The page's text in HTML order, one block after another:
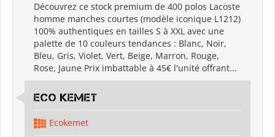
Découvrez ce stock premium de 400 polos Lacoste
homme manches courtes (modèle iconique L1212)
100% authentiques en tailles S à XXL avec une
palette de 10 couleurs tendances : Blanc, Noir,
Bleu, Gris, Violet, Vert, Beige, Marron, Rouge,
Rose, Jaune Prix imbattable à 45€ l'unité offrant...
Eco kemet
Ecokemet